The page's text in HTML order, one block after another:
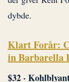
dybde.
Klart Forår:
in Barbarella
$32 ·